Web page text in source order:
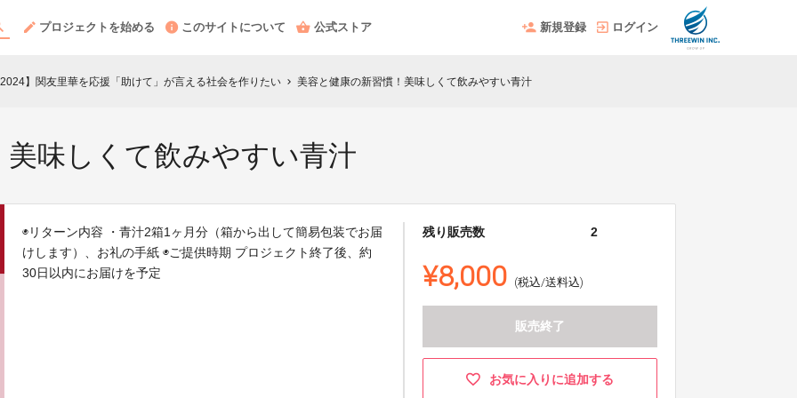
プロジェクトを始める このサイトについて 公式ストア 新規登録 ログイン
】関友里華を応援「助けて」が言える社会を作りたい chevron_right 美容と健康の新習慣！美味しくて飲みやすい青汁
味しくて飲みやすい青汁
◉リターン内容 ・青汁2箱1ヶ月分（箱から出して簡易包装でお届
けします）、お礼の手紙 ◉ご提供時期 プロジェクト終了後、約
30日以内にお届けを予定
残り販売数 2
¥8,000 (税込/送料込)
販売終了
お気に入りに追加する